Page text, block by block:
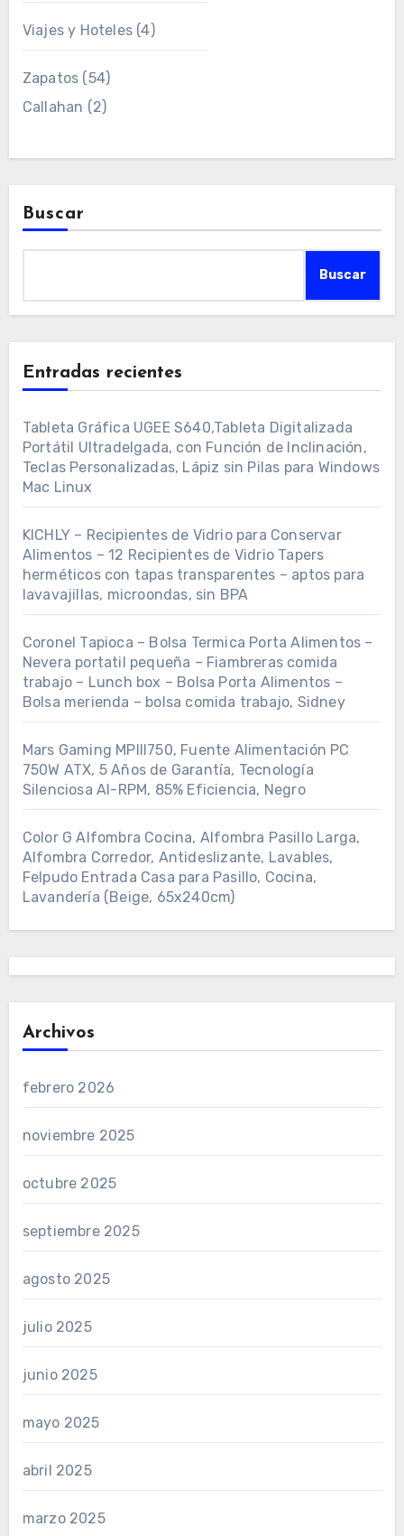
Viajes y Hoteles(4)
Zapatos (54)
Callahan (2)
Buscar
Buscar
Entradas recientes
Tableta Gráfica UGEE S640,Tableta Digitalizada
Portátil Ultradelgada, con Función de Inclinación,
Teclas Personalizadas, Lápiz sin Pilas para Windows
Mac Linux
KICHLY – Recipientes de Vidrio para Conservar
Alimentos – 12 Recipientes de Vidrio Tapers
herméticos con tapas transparentes – aptos para
lavavajillas, microondas, sin BPA
Coronel Tapioca – Bolsa Termica Porta Alimentos –
Nevera portatil pequeña – Fiambreras comida
trabajo – Lunch box – Bolsa Porta Alimentos –
Bolsa merienda – bolsa comida trabajo, Sidney
Mars Gaming MPIII750, Fuente Alimentación PC
750W ATX, 5 Años de Garantía, Tecnología
Silenciosa AI-RPM, 85% Eficiencia, Negro
Color G Alfombra Cocina, Alfombra Pasillo Larga,
Alfombra Corredor, Antideslizante, Lavables,
Felpudo Entrada Casa para Pasillo, Cocina,
Lavandería (Beige, 65x240cm)
Archivos
febrero 2026
noviembre 2025
octubre 2025
septiembre 2025
agosto 2025
julio 2025
junio 2025
mayo 2025
abril 2025
marzo 2025